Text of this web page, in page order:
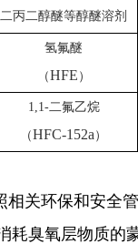
二丙二醇醚等醇醚溶剂
氢氟醚
（HFE ）
1,1-二氟乙烷
（HFC-152a ）
关环保和安全
臭氧层物质的